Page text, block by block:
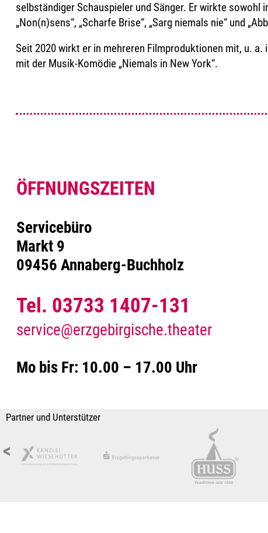
selbständiger Schauspieler und Sänger. Er wirkte sowohl
„Non(n)sens“, „Scharfe Brise“, „Sarg niemals nie“ und
Seit 2020 wirkt er in mehreren Filmproduktionen mit, u. a.
mit der Musik-Komödie „Niemals in New York“.
ÖFFNUNGSZEITEN
Servicebüro
Markt 9
09456 Annaberg-Buchholz
Tel. 03733 1407-131
service@erzgebirgische.theater
Mo bis Fr: 10.00 – 17.00 Uhr
Partner und Unterstützer
<